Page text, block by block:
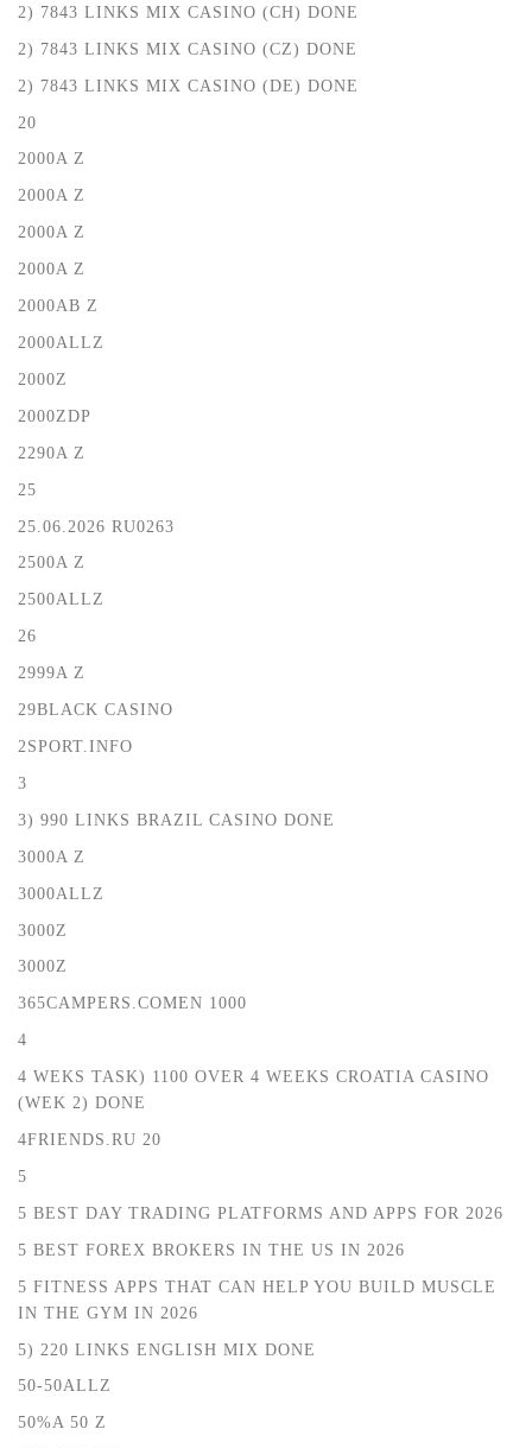
2) 7843 LINKS MIX CASINO (CH) DONE
2) 7843 LINKS MIX CASINO (CZ) DONE
2) 7843 LINKS MIX CASINO (DE) DONE
20
2000A Z
2000A Z
2000A Z
2000A Z
2000AB Z
2000ALLZ
2000Z
2000ZDP
2290A Z
25
25.06.2026 RU0263
2500A Z
2500ALLZ
26
2999A Z
29BLACK CASINO
2SPORT.INFO
3
3) 990 LINKS BRAZIL CASINO DONE
3000A Z
3000ALLZ
3000Z
3000Z
365CAMPERS.COMEN 1000
4
4 WEKS TASK) 1100 OVER 4 WEEKS CROATIA CASINO
(WEK 2) DONE
4FRIENDS.RU 20
5
5 BEST DAY TRADING PLATFORMS AND APPS FOR 2026
5 BEST FOREX BROKERS IN THE US IN 2026
5 FITNESS APPS THAT CAN HELP YOU BUILD MUSCLE
IN THE GYM IN 2026
5) 220 LINKS ENGLISH MIX DONE
50-50ALLZ
50%A 50 Z